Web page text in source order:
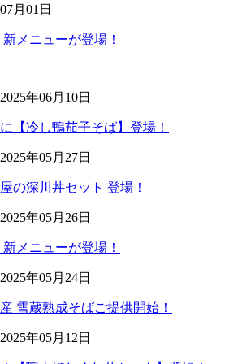
月01日
メニューが登場！
2025年06月10日
【冷し鴨茄子そば】登場！
2025年05月27日
の深川丼セット 登場！
2025年05月26日
メニューが登場！
2025年05月24日
雪蔵熟成そばご提供開始！
2025年05月12日